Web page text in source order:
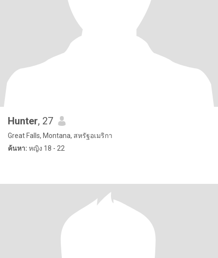
Hunter, 27
Great Falls, Montana, สหรัฐอเมริกา
ค้นหา: หญิง 18 - 22